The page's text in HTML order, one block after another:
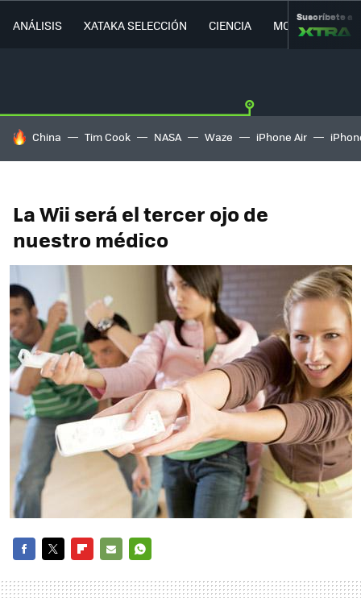
ANÁLISIS XATAKA SELECCIÓN CIENCIA MOVILIDAD
Suscríbete a
HOY SE HABLA DE
China Tim Cook NASA Waze iPhone Air
La Wii será el tercer ojo de
nuestro médico
MAIL